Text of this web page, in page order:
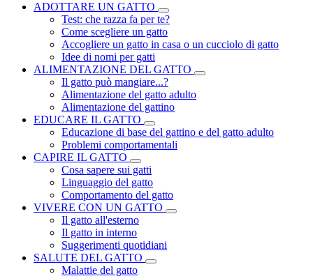
ADOTTARE UN GATTO
Test: che razza fa per te?
Come scegliere un gatto
Accogliere un gatto in casa o un cucciolo di gatto
Idee di nomi per gatti
ALIMENTAZIONE DEL GATTO
Il gatto può mangiare...?
Alimentazione del gatto adulto
Alimentazione del gattino
EDUCARE IL GATTO
Educazione di base del gattino e del gatto adulto
Problemi comportamentali
CAPIRE IL GATTO
Cosa sapere sui gatti
Linguaggio del gatto
Comportamento del gatto
VIVERE CON UN GATTO
Il gatto all'esterno
Il gatto in interno
Suggerimenti quotidiani
SALUTE DEL GATTO
Malattie del gatto